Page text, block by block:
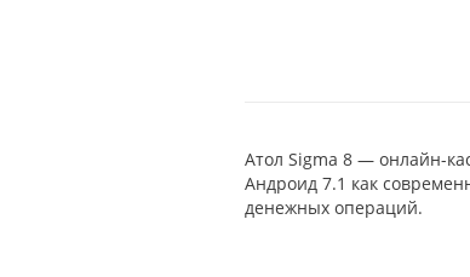
Атол Sigma 8 — онлайн-
Андроид 7.1 как
денежных операций.